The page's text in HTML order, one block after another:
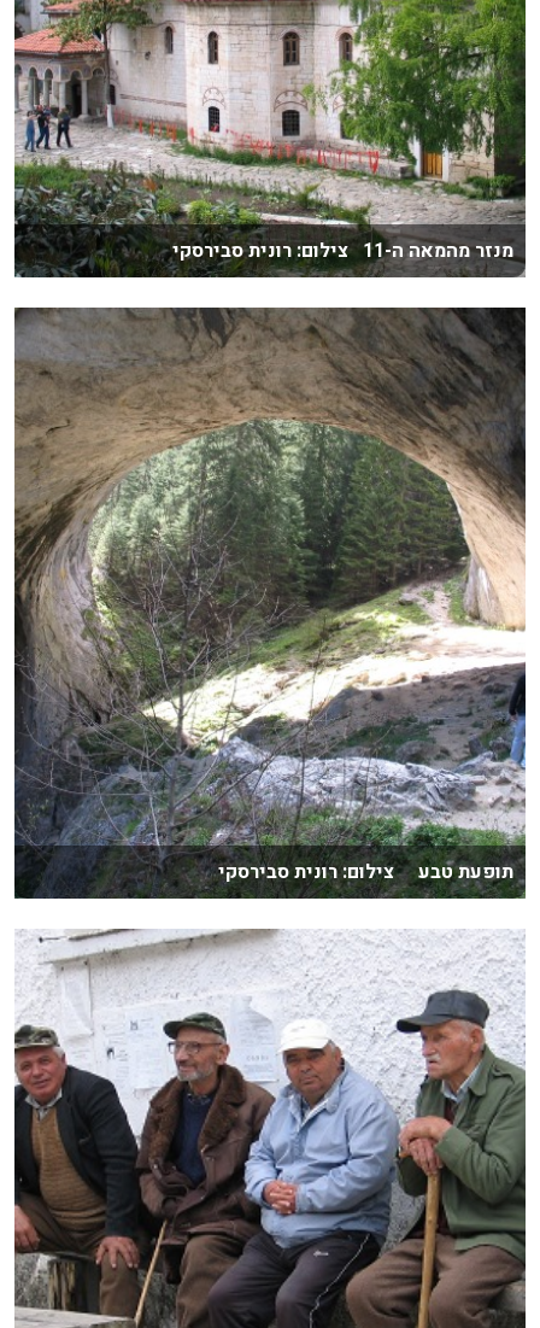
מנזר מהמאה ה-11 צילום: רונית סבירסקי
תופעת טבע צילום: רונית סבירסקי